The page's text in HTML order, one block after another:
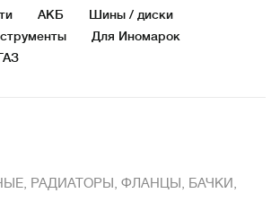
АКБ
Шины / диски
Для Иномарок
РАДИАТОРЫ, ФЛАНЦЫ, БАЧКИ,